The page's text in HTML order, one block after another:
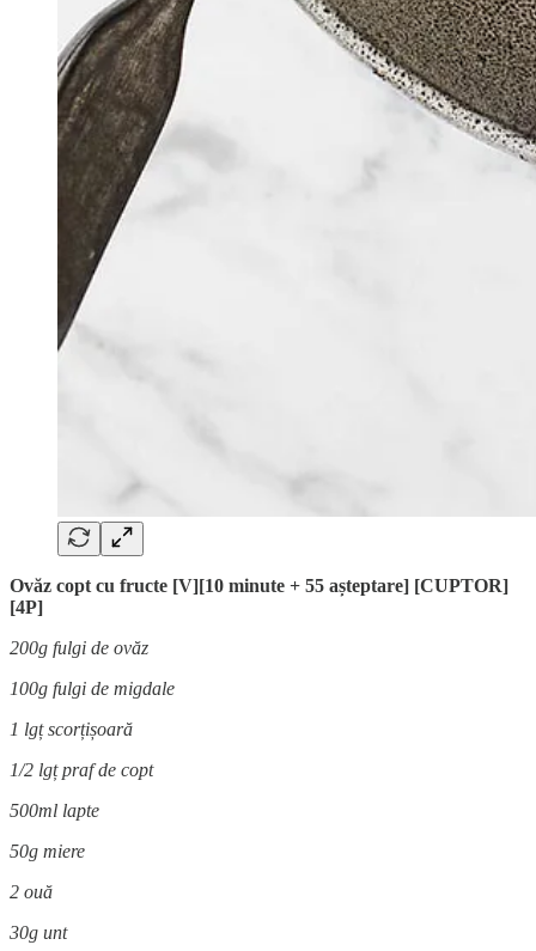
Ovăz copt cu fructe [V][10 minute + 55 așteptare] [CUPTOR]
[4P]
200g fulgi de ovăz
100g fulgi de migdale
1 lgț scorțișoară
1/2 lgț praf de copt
500ml lapte
50g miere
2 ouă
30g unt